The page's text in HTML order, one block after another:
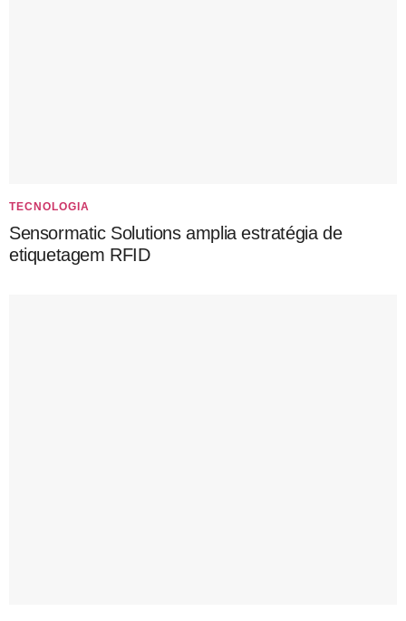
TECNOLOGIA
Sensormatic Solutions amplia estratégia de
etiquetagem RFID